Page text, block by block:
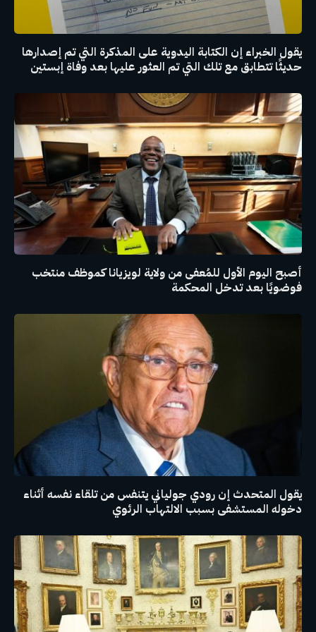
يقول الخبراء إن الكتابة اليدوية على المذكرة التي تم إصدارها
حديثًا تتطابق مع تلك التي تم العثور عليها بعد وفاة إبستين
أصبح اليوم الأول للمُعفى من ولاية لويزيانا كموظف منتخب
فوضويًا بعد تدخل المحكمة
يقول المتحدث إن رودي جولياني يتنفس من تلقاء نفسه أثناء
دخوله المستشفى بسبب الالتهاب الرئوي